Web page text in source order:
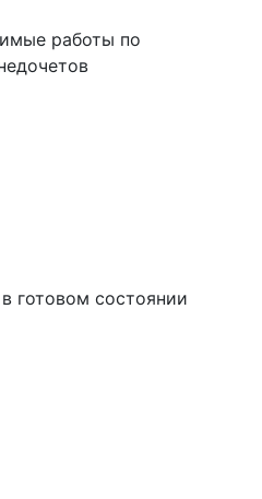
работы по
готовом состоянии